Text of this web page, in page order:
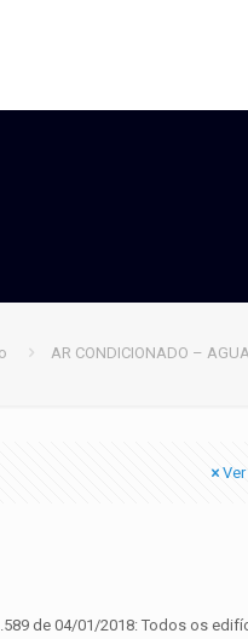
AR CONDICIONADO –
de 04/01/2018: Todos os